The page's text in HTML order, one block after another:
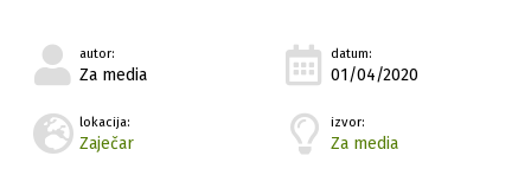
autor:
Za media
datum:
01/04/2020
lokacija:
Zaječar
izvor:
Za media